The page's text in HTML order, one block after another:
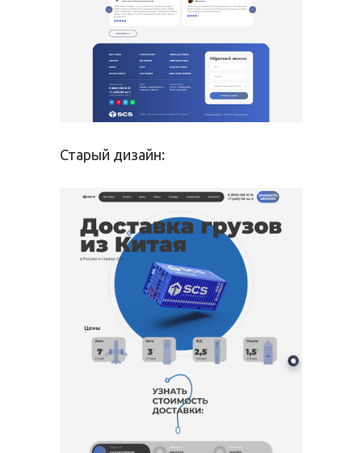
Старый дизайн: